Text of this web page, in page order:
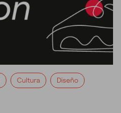
Cultura Diseño